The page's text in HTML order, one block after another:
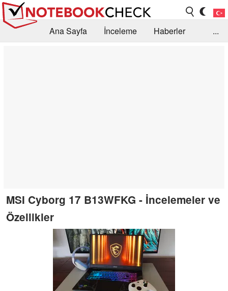
Ana Sayfa İnceleme
Haberler
...
MSI Cyborg 17 B13WFKG - İncelemeler ve
Özellikler